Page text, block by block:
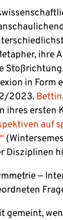
ihre
in Form
2023.
ihres ersten
auf
Disziplinen
—
gemeint,